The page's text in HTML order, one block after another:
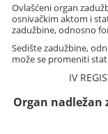
Ovlašćeni organ
osnivačkim aktom i
zadužbine, odnosno
Sedište zadužbine,
može se promeniti
IV
Organ nadležan